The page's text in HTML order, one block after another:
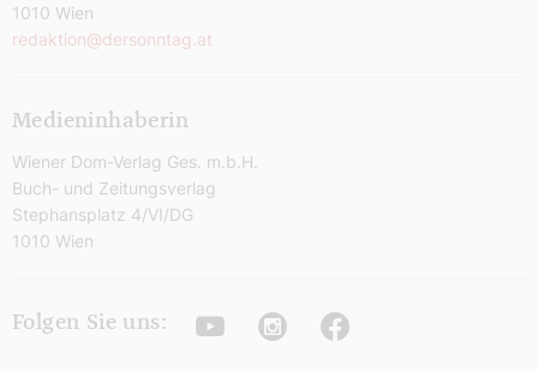
1010 Wien
redaktion@dersonntag.at
Medieninhaberin
Wiener Dom-Verlag Ges. m.b.H.
Buch- und Zeitungsverlag
Stephansplatz 4/VI/DG
1010 Wien
Folgen Sie uns: YoutubeInstagramFacebook